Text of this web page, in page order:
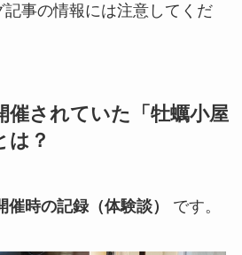
事の情報には注意してくだ
催されていた「牡蠣小屋
は？
催時の記録（体験談） です。